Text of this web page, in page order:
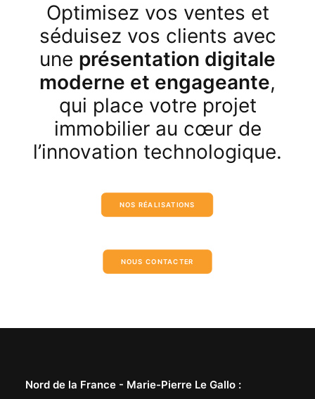
Optimisez vos ventes et
séduisez vos clients avec
une présentation digitale
moderne et engageante,
qui place votre projet
immobilier au cœur de
l’innovation technologique.
NOS RÉALISATIONS
NOUS CONTACTER
Nord de la France - Marie-Pierre Le Gallo :